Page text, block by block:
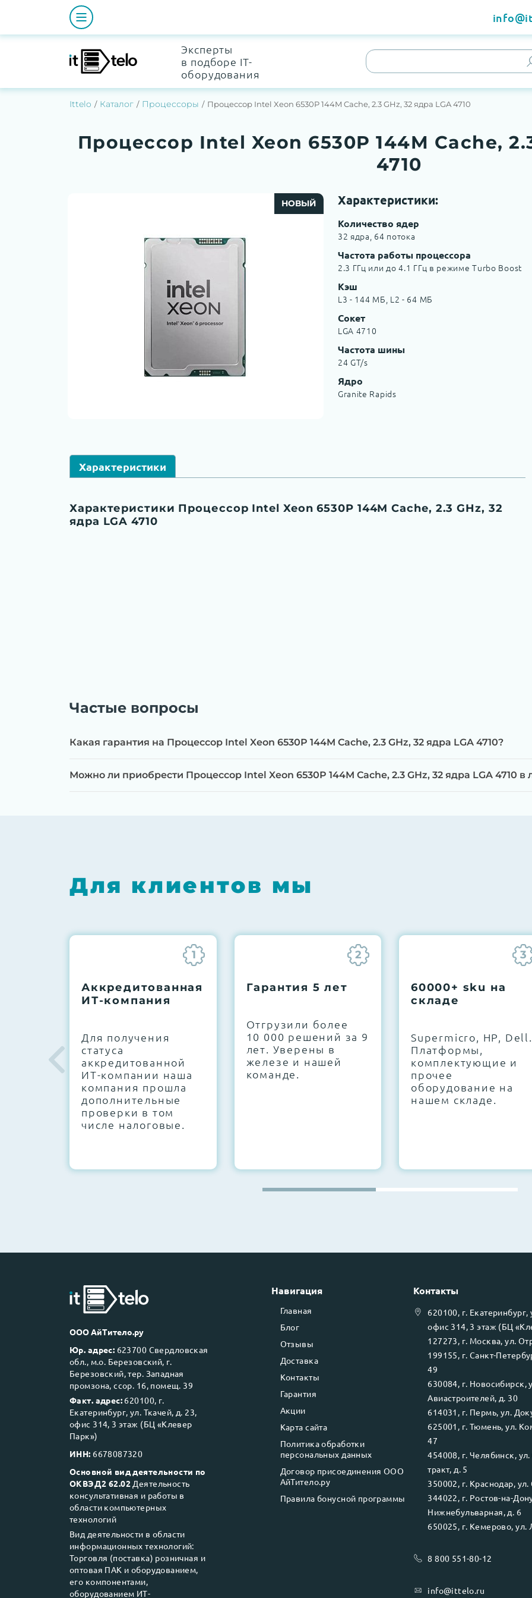
Эксперты
в подборе IT-
оборудования
Ittelo Каталог Процессоры Процессор Intel Xeon 6530P 144M Cache, 2.3 GHz, 32 ядра LGA 4710
Процессор Intel Xeon 6530P 144M Cache,
4710
НОВЫЙ Характеристики:
Количество ядер
32 ядра, 64 потока
Частота работы процессора
2.3 ГГц или до 4.1 ГГц в режиме Turbo Boost
Кэш
L3 - 144 МБ, L2 - 64 МБ
Сокет
LGA 4710
Частота шины
24 GT/s
Ядро
Granite Rapids
Характеристики
Характеристики Процессор Intel Xeon 6530P 144M Cache, 2.3 GHz, 32
ядра LGA 4710
Частые вопросы
Какая гарантия на Процессор Intel Xeon 6530P 144M Cache, 2.3 GHz, 32 ядра LGA 4710?
Можно ли приобрести Процессор Intel Xeon 6530P 144M Cache, 2.3 GHz, 32 ядра LGA 4710 в
Для клиентов мы
1
Аккредитованная
ИТ-компания
Для получения
статуса
аккредитованной
ИТ-компании наша
компания прошла
дополнительные
проверки в том
числе налоговые.
2
Гарантия 5 лет
Отгрузили более
10 000 решений за 9
лет. Уверены в
железе и нашей
команде.
3
60000+ sku на
складе
Supermicro, HP, Dell.
Платформы,
комплектующие и
прочее
оборудование на
нашем складе.
ООО АйТитело.ру
Юр. адрес: 623700 Свердловская
обл., м.о. Березовский, г.
Березовский, тер. Западная
промзона, ссор. 16, помещ. 39
Факт. адрес: 620100, г.
Екатеринбург, ул. Ткачей, д. 23,
офис 314, 3 этаж (БЦ «Клевер
Парк»)
ИНН: 6678087320
Основной вид деятельности по
ОКВЭД2 62.02 Деятельность
консультативная и работы в
области компьютерных
технологий
Вид деятельности в области
информационных технологий:
Торговля (поставка) розничная и
оптовая ПАК и оборудованием,
его компонентами,
оборудованием ИТ-
Навигация
Главная
Блог
Отзывы
Доставка
Контакты
Гарантия
Акции
Карта сайта
Политика обработки
персональных данных
Договор присоединения ООО
АйТитело.ру
Правила бонусной программы
Контакты
620100, г. Екатеринбург,
офис 314, 3 этаж (БЦ
127273, г. Москва, ул.
199155, г. Санкт-
49
630084, г. Новосибирск,
Авиастроителей, д. 30
614031 , г. Пермь, ул.
625001 , г. Тюмень, ул.
47
454008, г. Челябинск, ул.
тракт, д. 5
350002, г. Краснодар, ул.
344022, г. Ростов-на-
Нижнебульварная, д. 6
650025, г. Кемерово, ул.
8 800 551-80-12
info@ittelo.ru